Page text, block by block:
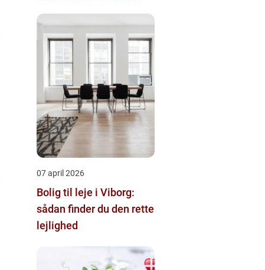
07 april 2026
Bolig til leje i Viborg:
sådan finder du den rette
lejlighed